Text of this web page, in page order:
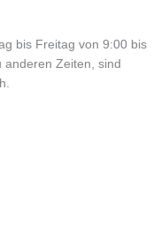
bis Freitag von 9:00 bis
anderen Zeiten, sind